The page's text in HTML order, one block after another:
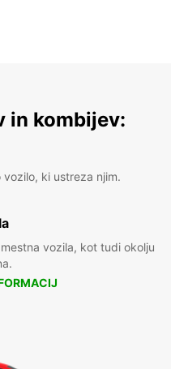
in kombijev:
ki ustreza njim.
vozila, kot tudi okolju